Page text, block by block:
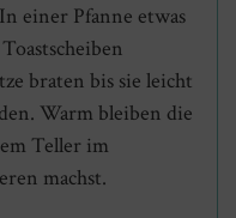
einer Pfanne etwas
braten bis sie leicht
Warm bleiben die
Teller im
machst.